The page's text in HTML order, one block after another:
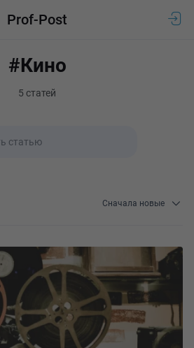
Prof-Post
#Кино
5 статей
Сначала новые